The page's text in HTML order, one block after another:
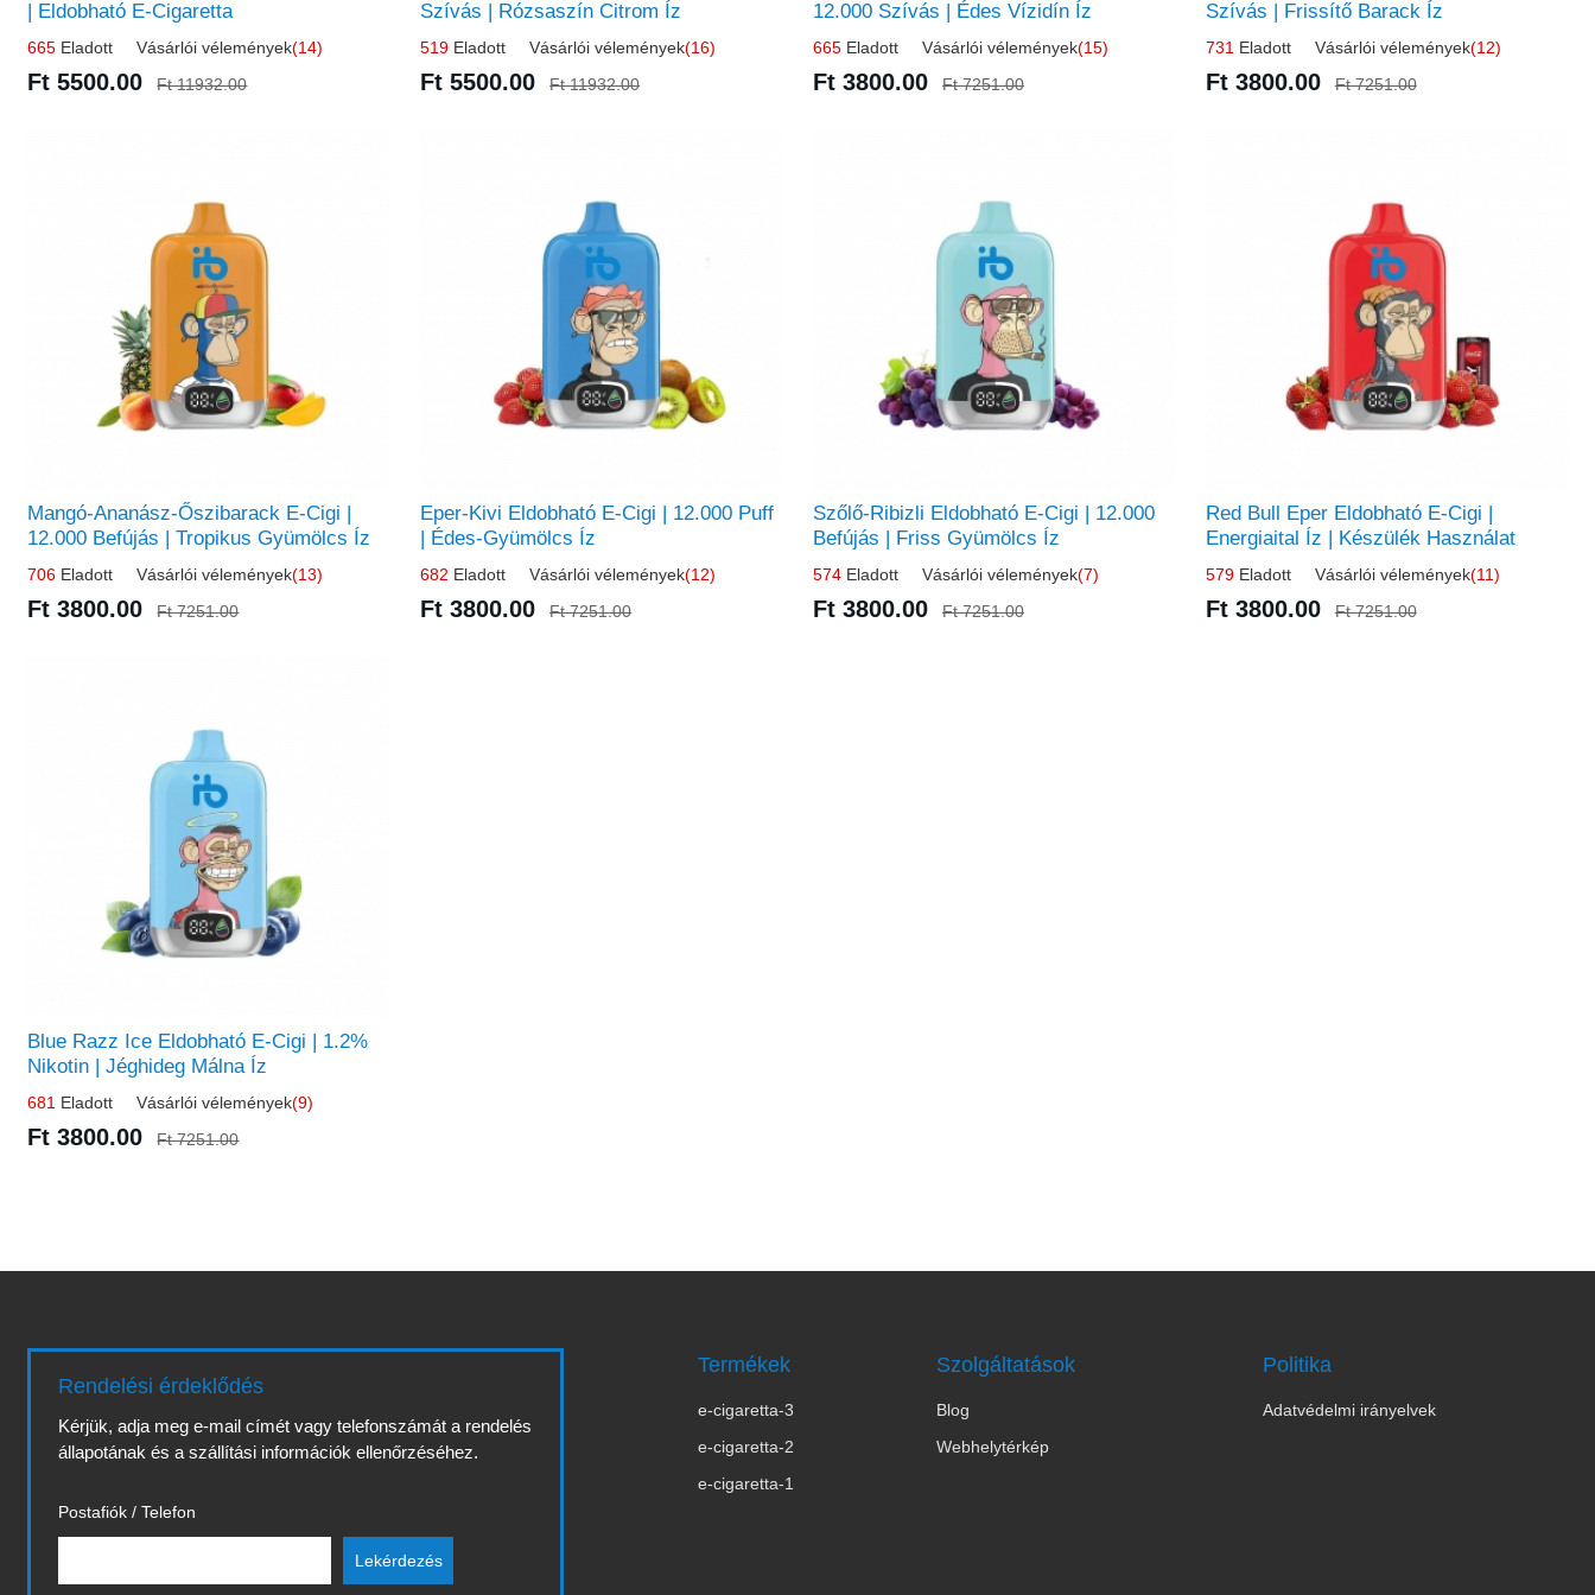
| Eldobható E-Cigaretta
665 Eladott Vásárlói vélemények(14)
Ft 5500.00 Ft 11932.00
Szívás | Rózsaszín Citrom Íz
519 Eladott Vásárlói vélemények(16)
Ft 5500.00 Ft 11932.00
12.000 Szívás | Édes Vízidín Íz
665Eladott Vásárlói vélemények(15)
Ft 3800.00 Ft 7251.00
Szívás | Frissítő Barack Íz
731 Eladott Vásárlói vélemények(12)
Ft 3800.00 Ft 7251.00
Mangó-Ananász-Őszibarack E-Cigi |
12.000 Befújás | Tropikus Gyümölcs Íz
706 Eladott Vásárlói vélemények(13)
Ft 3800.00 Ft 7251.00
Eper-Kivi Eldobható E-Cigi | 12.000 Puff
| Édes-Gyümölcs Íz
682 Eladott Vásárlói vélemények(12)
Ft 3800.00 Ft 7251.00
Szőlő-Ribizli Eldobható E-Cigi | 12.000
Befújás | Friss Gyümölcs Íz
574Eladott Vásárlói vélemények(7)
Ft 3800.00 Ft 7251.00
Red Bull Eper Eldobható E-Cigi |
Energiaital Íz | Készülék Használat
579Eladott Vásárlói vélemények(11)
Ft 3800.00 Ft 7251.00
Blue Razz Ice Eldobható E-Cigi | 1.2%
Nikotin | Jéghideg Málna Íz
681 Eladott Vásárlói vélemények(9)
Ft 3800.00 Ft 7251.00
Rendelési érdeklődés
Kérjük, adja meg e-mail címét vagy telefonszámát a rendelés
állapotának és a szállítási információk ellenőrzéséhez.
Postafiók / Telefon
Termékek
e-cigaretta-3
e-cigaretta-2
e-cigaretta-1
Szolgáltatások
Blog
Webhelytérkép
Politika
Adatvédelmi irányelvek